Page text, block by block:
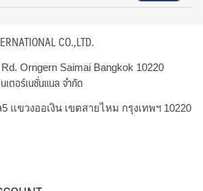
CO.,LTD.
Orngern Saimai Bangkok 10220
ตอร์เนชั่นแนล จำกัด
แขวงออเงิน เขตสายไหม กรุงเทพฯ 10220